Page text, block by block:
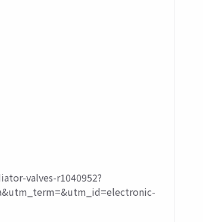
valves-r1040952?